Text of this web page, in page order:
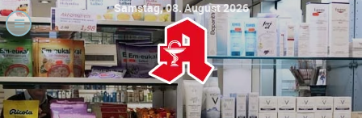
Samstag, 08. August 2026